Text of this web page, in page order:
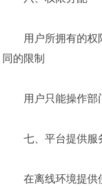
用户所拥有的
同的限制
用户只能操作
七、平台提供服
在离线环境提供